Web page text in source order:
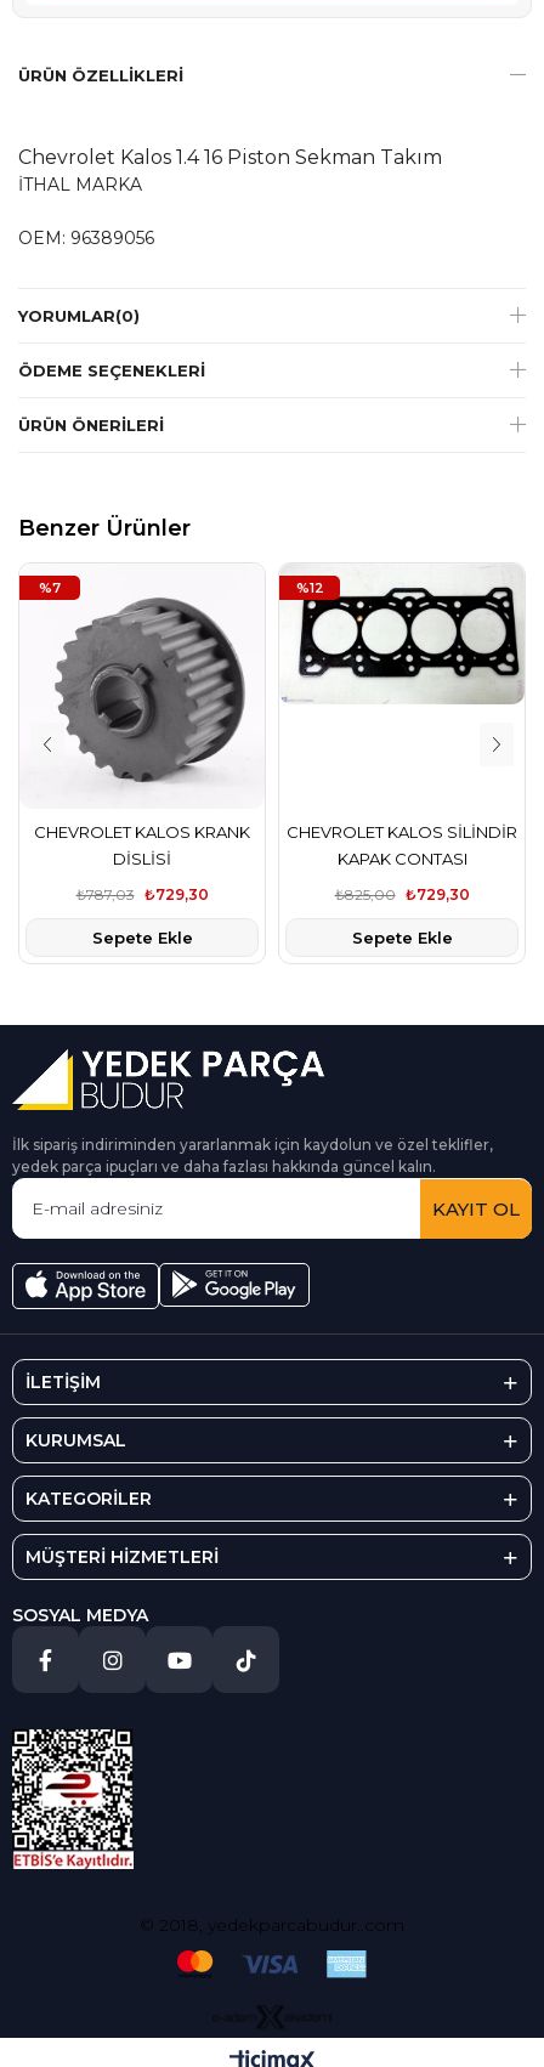
ÜRÜN ÖZELLIKLERI
Chevrolet Kalos 1.4 16 Piston Sekman Takım
İTHAL MARKA
OEM: 96389056
YORUMLAR(0)
ÖDEME SEÇENEKLERI
ÜRÜN ÖNERILERI
Benzer Ürünler
CHEVROLET KALOS KRANK
DİSLİSİ
₺729,30
₺787,03
Sepete Ekle
%7
CHEVROLET KALOS SİLİNDİR
KAPAK CONTASI
₺729,30
₺825,00
Sepete Ekle
%12
İlk sipariş indiriminden yararlanmak için kaydolun ve özel teklifler,
yedek parça ipuçları ve daha fazlası hakkında güncel kalın.
KAYIT OL
İLETİŞİM
KURUMSAL
KATEGORİLER
MÜŞTERİ HİZMETLERİ
SOSYAL MEDYA
© 2018, yedekparcabudur..com